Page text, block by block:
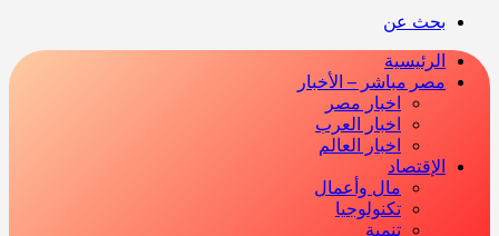
بحث عن
الرئيسية
مصر مباشر – الأخبار
اخبار مصر
اخبار العرب
اخبار العالم
الإقتصاد
مال وأعمال
تكنولوجيا
تنمية